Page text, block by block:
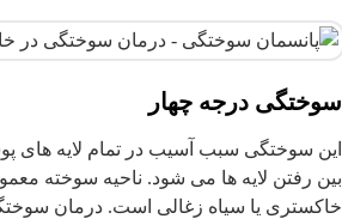
سوختگی درجه چهار
این سوختگی سبب آسیب در تمام لایه های
بین رفتن لایه ها می شود. ناحیه سوخته
خاکستری یا سیاه زغالی است. درمان